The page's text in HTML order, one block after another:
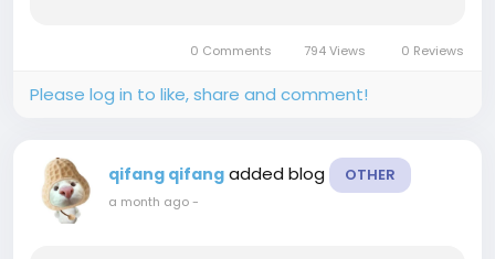
attention to detail, helping wearers...
0 Comments 794 Views 0 Reviews
Please log in to like, share and comment!
qifang qifang added blog OTHER
a month ago-